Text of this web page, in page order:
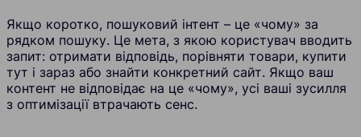
Якщо коротко, пошуковий інтент – це «чому» за
рядком пошуку. Це мета, з якою користувач вводить
запит: отримати відповідь, порівняти товари, купити
тут і зараз або знайти конкретний сайт. Якщо ваш
контент не відповідає на це «чому», усі ваші зусилля
з оптимізації втрачають сенс.